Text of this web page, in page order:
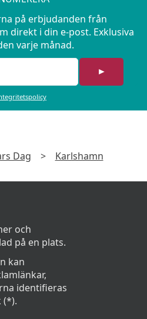
på erbjudanden från
direkt i din e-post. Exklusiva
varje månad.
►
Dag > Karlshamn
och
på en plats.
kan
identifieras
(*).